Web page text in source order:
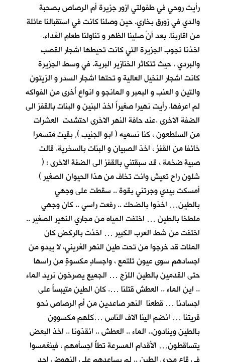
رأيت روحي في طفولتي ازور جزيرة أم الرصاص بصحبة
والدي في زورق بخاري. حين وصلنا كانت في استقبالنا عائلة
من اقاربنا. بعد أنْصلينا الظهر و تناولنا طعام الغداء.
اخذنا نجوب الجزيرة التي كانت تحيطها اشجار القصب
والبردي ، حيث تتكاثر الخنازير البرية. في وسط الجزيرة
كانت اشجار النخيل العالية و تحتها اشجار السدر و الزيتون
والتين و العنب و البمبر و المانجو و انواع أُخرى من الفواكه
لم اعرفها. رأيت نهيرا صغيراً اخذ البنين و البنات بالقفز الى
الضفة الاخرى .عند حافة النهر الاخرى احتشدت العشرات
من السلطعون ، كنا نسميه ( ابو الجنيب ), بقيت متسمرا
خائفا من القفز ، اخذ الصبيان و البنات بالسخرية. قالت
صبية ضخمة ، قد سبقتني بالقفز الى الضفة الاخرى : (
شلون راح تعيش وانت تخاف من هذا الحيوان الصغير )
أمسكت بيدي وجرتني بقوة .. سقطت على وجهي
بالطين… اخذوا بالضحك .. رفعت راسي .. كان وجهي
ملطخا بالطين … اختفت المياه من مجاري النهير الصغير ..
اختفت من شط العرب الكبير … اخذت بالركض كان
المئات قد خرجوا من تحت طين النهر الغريني، لا يبدو من
اجسادهم سوى عيون تلتمع ، واجسادٍ مكسوةٍ من راسها
حتى القدمين بالطين اللزج … الجميع يصرخون نريد الماء
.. اين الماء .. العطش قتلنا …. كان الطين متيبساً على
اجسادنا … قطعنا النهر صاعدين من أم الرصاص نحو
قريتنا … انضم الينا الاف الناس …كلهم مكسوون
بالطين وينادون.. الماء .. العطش .. انقذونا .. اخذ البعض
يتساقطون… الأقدام المسرعة تطأُ اجسأمهم ، فينغمسوا